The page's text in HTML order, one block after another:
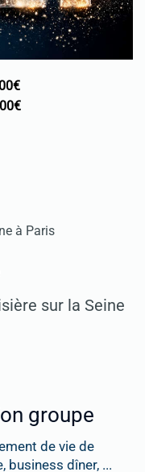
sur la Seine
groupe
de vie de
business dîner, ...